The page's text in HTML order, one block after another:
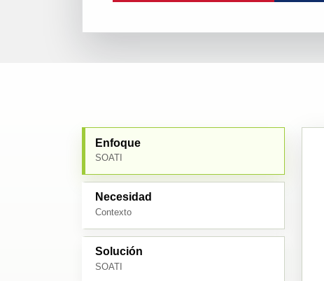
Enfoque
SOATI
Necesidad
Contexto
Solución
SOATI